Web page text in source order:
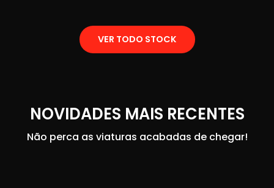
VER TODO STOCK
NOVIDADES MAIS RECENTES
Não perca as viaturas acabadas de chegar!